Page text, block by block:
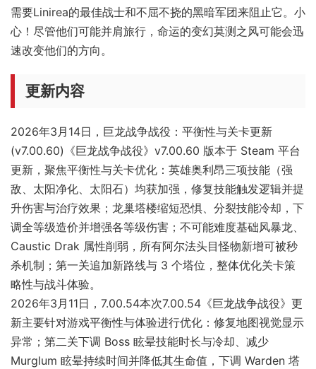
需要Linirea的最佳战士和不屈不挠的黑暗军团来阻止它。小
心！尽管他们可能并肩旅行，命运的变幻莫测之风可能会迅
速改变他们的方向。
更新内容
2026年3月14日， 巨龙战争战役：平衡性与关卡更新
(v7.00.60) 《巨龙战争战役》v7.00.60 版本于 Steam 平台
更新，聚焦平衡性与关卡优化：英雄奥利昂三项技能（强
敌、太阳净化、太阳石）均获加强，修复技能触发逻辑并提
升伤害与治疗效果；龙巢塔楼缩短恐惧、分裂技能冷却，下
调全等级造价并增强各等级伤害；不可能难度基础风暴龙、
Caustic Drak 属性削弱，所有阿尔法头目怪物新增可被秒
杀机制；第一关追加新路线与 3 个塔位，整体优化关卡策
略性与战斗体验。
2026年3月11日，7.00.54本次7.00.54《巨龙战争战役》更
新主要针对游戏平衡性与体验进行优化：修复地图视觉显示
异常；第二关下调 Boss 眩晕技能时长与冷却、减少
Murglum 眩晕持续时间并降低其生命值，下调 Warden 塔